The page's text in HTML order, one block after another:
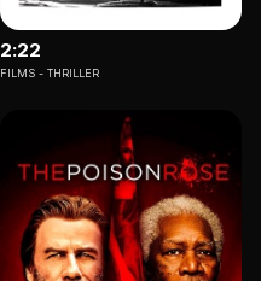
2:22
FILMS THRILLER